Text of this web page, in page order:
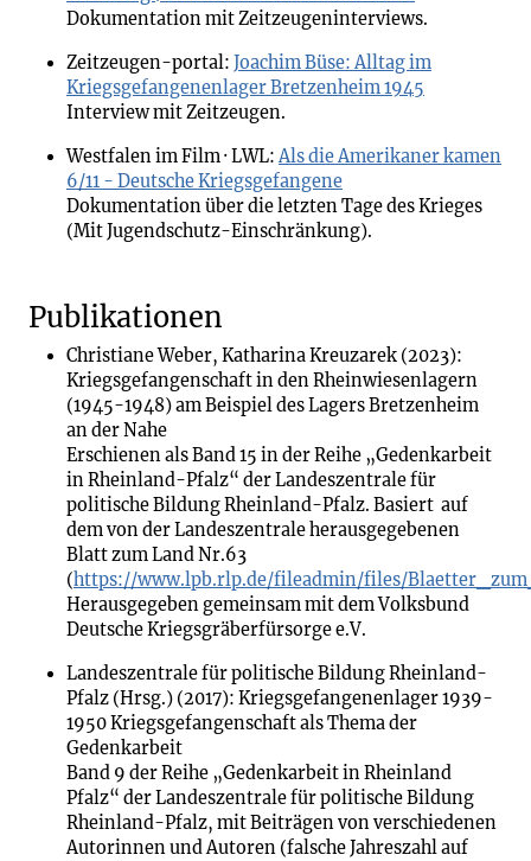
Dokumentation mit Zeitzeugeninterviews.
Zeitzeugen-portal: Joachim Büse: Alltag im
Kriegsgefangenenlager Bretzenheim 1945
Interview mit Zeitzeugen.
Westfalen im Film · LWL:Als die Amerikaner kamen
6/11 - Deutsche Kriegsgefangene
Dokumentation über die letzten Tage des Krieges
(Mit Jugendschutz-Einschränkung).
Publikationen
Christiane Weber, Katharina Kreuzarek (2023):
Kriegsgefangenschaft in den Rheinwiesenlagern
(1945-1948) am Beispiel des Lagers Bretzenheim
an der Nahe
Erschienen als Band 15 in der Reihe „Gedenkarbeit
in Rheinland-Pfalz“ der Landeszentrale für
politische Bildung Rheinland-Pfalz. Basiert auf
dem von der Landeszentrale herausgegebenen
Blatt zum Land Nr.63
(https://www.lpb.rlp.de/fileadmin/files/
Herausgegeben gemeinsam mit dem Volksbund
Deutsche Kriegsgräberfürsorge e.V.
Landeszentrale für politische Bildung Rheinland-
Pfalz (Hrsg.) (2017): Kriegsgefangenenlager 1939-
1950 Kriegsgefangenschaft als Thema der
Gedenkarbeit
Band 9 der Reihe „Gedenkarbeit in Rheinland
Pfalz“ der Landeszentrale für politische Bildung
Rheinland-Pfalz, mit Beiträgen von verschiedenen
Autorinnen und Autoren (falsche Jahreszahl auf